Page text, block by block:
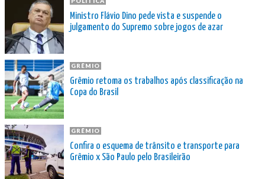
Ministro Flávio Dino pede vista e suspende o
julgamento do Supremo sobre jogos de azar
GRÊMIO
Grêmio retoma os trabalhos após classificação na
Copa do Brasil
GRÊMIO
Confira o esquema de trânsito e transporte para
Grêmio x São Paulo pelo Brasileirão